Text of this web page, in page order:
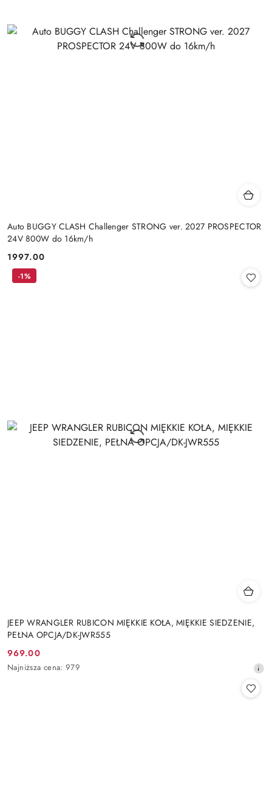
Auto BUGGY CLASH Challenger STRONG ver. 2027 PROSPECTOR
24V 800W do 16km/h
Cena:
1997.00
JEEP WRANGLER RUBICON MIĘKKIE KOŁA, MIĘKKIE SIEDZENIE,
PEŁNA OPCJA/DK-JWR555
Cena
promocyjna:
969.00
Najniższa
Najniższa cena: 979
-1%